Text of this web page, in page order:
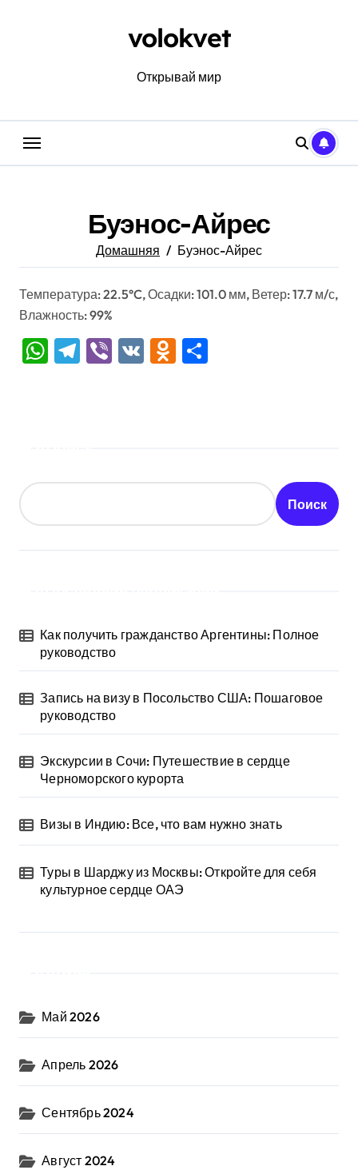
volokvet
Открывай мир
Буэнос-Айрес
Домашняя Буэнос-Айрес
Температура: 22.5°C, Осадки: 101.0 мм, Ветер: 17.7 м/с,
Влажность: 99%
WhatsApp
Telegram
Viber
VK Odnoklassniki
Поиск
Как получить гражданство Аргентины: Полное
руководство
Запись на визу в Посольство США: Пошаговое
руководство
Экскурсии в Сочи: Путешествие в сердце
Черноморского курорта
Визы в Индию: Все, что вам нужно знать
Туры в Шарджу из Москвы: Откройте для себя
культурное сердце ОАЭ
Май 2026
Апрель 2026
Сентябрь 2024
Август 2024